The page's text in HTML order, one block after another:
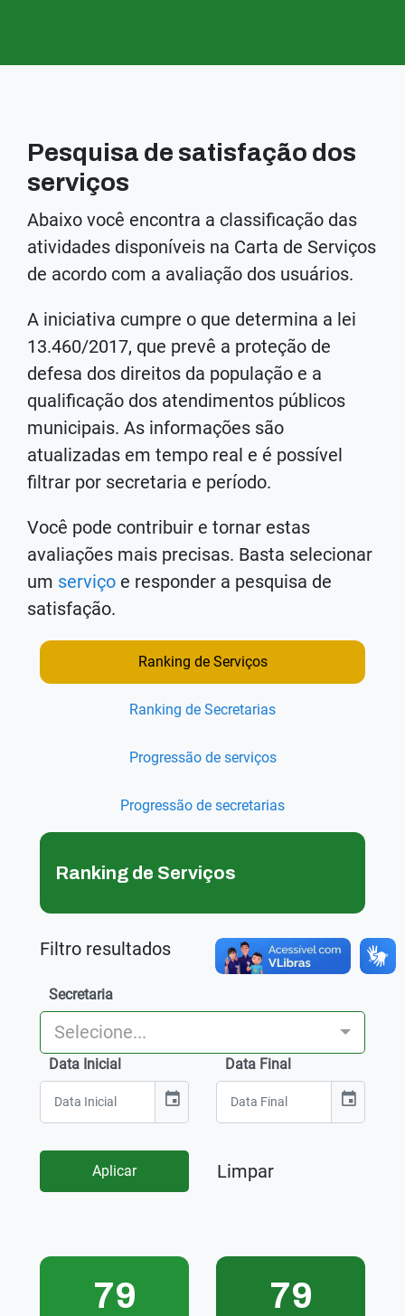
Pesquisa de satisfação dos
serviços
Abaixo você encontra a classificação das
atividades disponíveis na Carta de Serviços
de acordo com a avaliação dos usuários.
A iniciativa cumpre o que determina a lei
13.460/2017, que prevê a proteção de
defesa dos direitos da população e a
qualificação dos atendimentos públicos
municipais. As informações são
atualizadas em tempo real e é possível
filtrar por secretaria e período.
Você pode contribuir e tornar estas
avaliações mais precisas. Basta selecionar
um serviço e responder a pesquisa de
satisfação.
Ranking de Serviços
Ranking de Secretarias
Progressão de serviços
Progressão de secretarias
Ranking de Serviços
Filtro resultados
Secretaria
Selecione...
Data Inicial
event
Data Final
event
Aplicar Limpar
79 79